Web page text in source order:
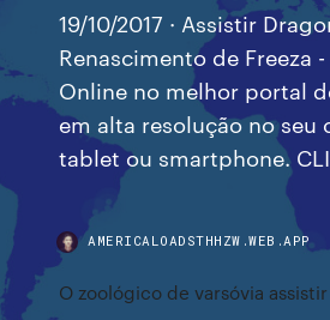
19/10/2017 · Assistir
Renascimento de Freeza
Online no melhor portal
em alta resolução no seu
tablet ou smartphone.
AMERICALOADSTHHZW.WEB.APP
O zoológico de varsóvia